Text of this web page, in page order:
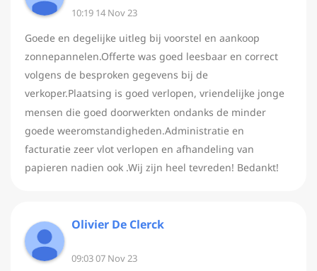
10:19 14 Nov 23
Goede en degelijke uitleg bij voorstel en aankoop
zonnepannelen.Offerte was goed leesbaar en correct
volgens de besproken gegevens bij de
verkoper.Plaatsing is goed verlopen, vriendelijke jonge
mensen die goed doorwerkten ondanks de minder
goede weeromstandigheden.Administratie en
facturatie zeer vlot verlopen en afhandeling van
papieren nadien ook .Wij zijn heel tevreden! Bedankt!
Olivier De Clerck
09:03 07 Nov 23